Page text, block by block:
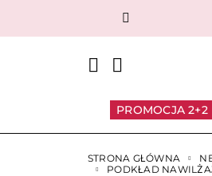
Poprzedni
PROMOCJA 2+2
STRONA GŁÓWNA
PODKŁAD